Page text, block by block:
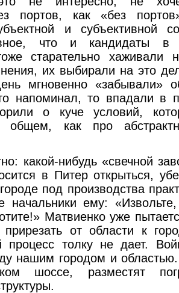
портов, как «без
и субъективной
что и кандидаты в
старательно
их выбирали на это
мгновенно «забывали»
напоминал, то впадали в
о куче условий,
общем, как про
какой-нибудь «свечной
в Питер открыться,
под производства
начальники ему:
Матвиенко уже
прирезать от области к
процесс толку не дает.
нашим городом и
шоссе, разместят